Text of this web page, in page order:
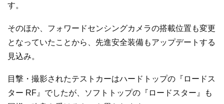
す。
そのほか、フォワードセンシングカメラの搭載位置も変更
となっていたことから、先進安全装備もアップデートする
見込み。
目撃・撮影されたテストカーはハードトップの『ロードス
ター RF』でしたが、ソフトトップの『ロードスター』も